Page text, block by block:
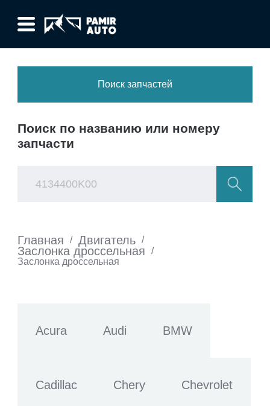
Поиск запчастей
Поиск по названию или номеру
запчасти
Главная / Двигатель /
Заслонка дроссельная
/
Заслонка дроссельная
Acura Audi BMW
Cadillac Chery Chevrolet